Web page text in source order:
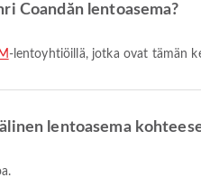
Coandăn lentoasema?
-lentoyhtiöillä, jotka ovat tämän
lentoasema